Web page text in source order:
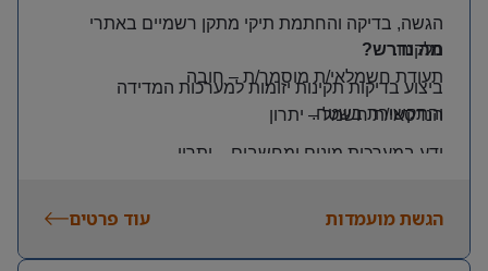
הגשה, בדיקה והחתמת תיקי מתקן רשמיים באתרי
הלקוח.
ביצוע בדיקות תקינות יזומות למערכות המדידה
והתקשורת בשטח.
מה נדרש?
תעודת חשמלאי/ת מוסמך/ת – חובה
הנדסאי/ת חשמל– יתרון
ידע במערכות מונים ומחשבים יתרון
היקף משרה:
משרה מלאה | ימים: א’-ה’ | שעות: 8:00–17:00
הגשת מועמדות עוד פרטים